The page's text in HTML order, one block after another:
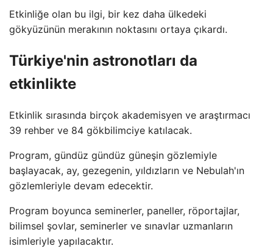
Etkinliğe olan bu ilgi, bir kez daha ülkedeki
gökyüzünün merakının noktasını ortaya çıkardı.
Türkiye'nin astronotları da
etkinlikte
Etkinlik sırasında birçok akademisyen ve araştırmacı
39 rehber ve 84 gökbilimciye katılacak.
Program, gündüz gündüz güneşin gözlemiyle
başlayacak, ay, gezegenin, yıldızların ve Nebulah'ın
gözlemleriyle devam edecektir.
Program boyunca seminerler, paneller, röportajlar,
bilimsel şovlar, seminerler ve sınavlar uzmanların
isimleriyle yapılacaktır.